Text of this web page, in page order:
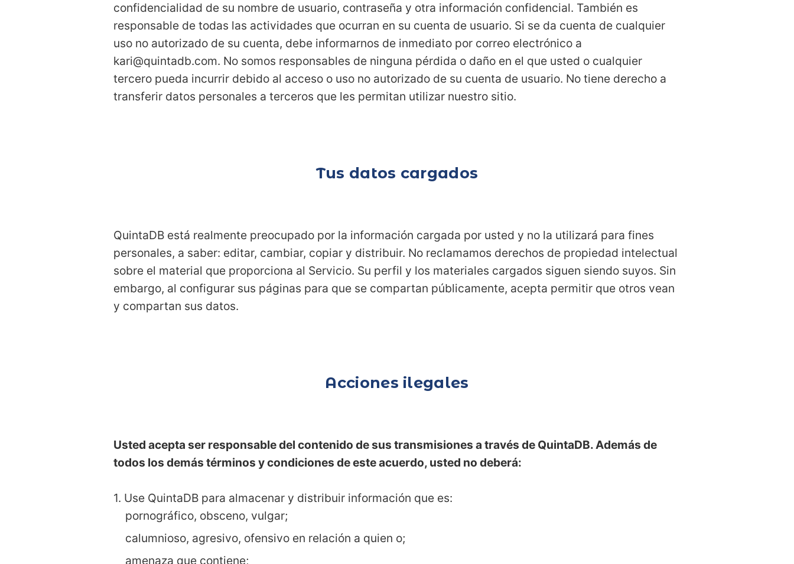
confidencialidad de su nombre de usuario, contraseña y otra información confidencial. También es
responsable de todas las actividades que ocurran en su cuenta de usuario. Si se da cuenta de cualquier
uso no autorizado de su cuenta, debe informarnos de inmediato por correo electrónico a
kari@quintadb.com. No somos responsables de ninguna pérdida o daño en el que usted o cualquier
tercero pueda incurrir debido al acceso o uso no autorizado de su cuenta de usuario. No tiene derecho a
transferir datos personales a terceros que les permitan utilizar nuestro sitio.
Tus datos cargados
QuintaDB está realmente preocupado por la información cargada por usted y no la utilizará para fines
personales, a saber: editar, cambiar, copiar y distribuir. No reclamamos derechos de propiedad intelectual
sobre el material que proporciona al Servicio. Su perfil y los materiales cargados siguen siendo suyos. Sin
embargo, al configurar sus páginas para que se compartan públicamente, acepta permitir que otros vean
y compartan sus datos.
Acciones ilegales
Usted acepta ser responsable del contenido de sus transmisiones a través de QuintaDB. Además de
todos los demás términos y condiciones de este acuerdo, usted no deberá:
1. Use QuintaDB para almacenar y distribuir información que es:
pornográfico, obsceno, vulgar;
calumnioso, agresivo, ofensivo en relación a quien o;
amenaza que contiene;